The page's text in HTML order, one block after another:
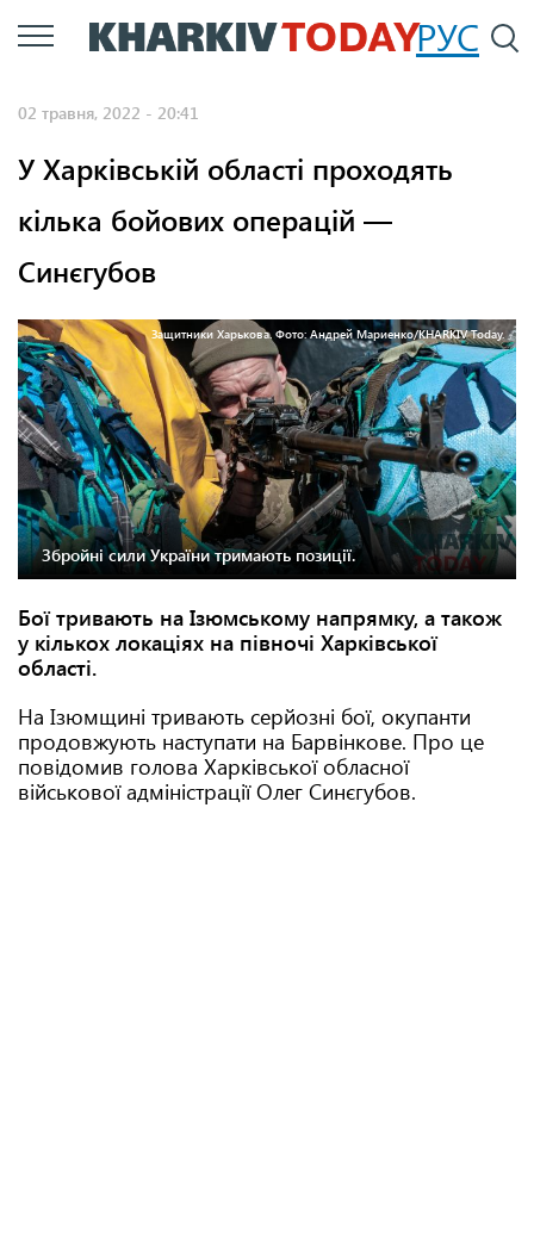
Перейти
до
РУС
02 травня, 2022 - 20:41
У Харківській області проходять
кілька бойових операцій —
Синєгубов
Защитники Харькова. Фото: Андрей Мариенко/KHARKIV Today.
Збройні сили України тримають позиції.
Бої тривають на Ізюмському напрямку, а також
у кількох локаціях на півночі Харківської
області.
На Ізюмщині тривають серйозні бої, окупанти
продовжують наступати на Барвінкове. Про це
повідомив голова Харківської обласної
військової адміністрації Олег Синєгубов.